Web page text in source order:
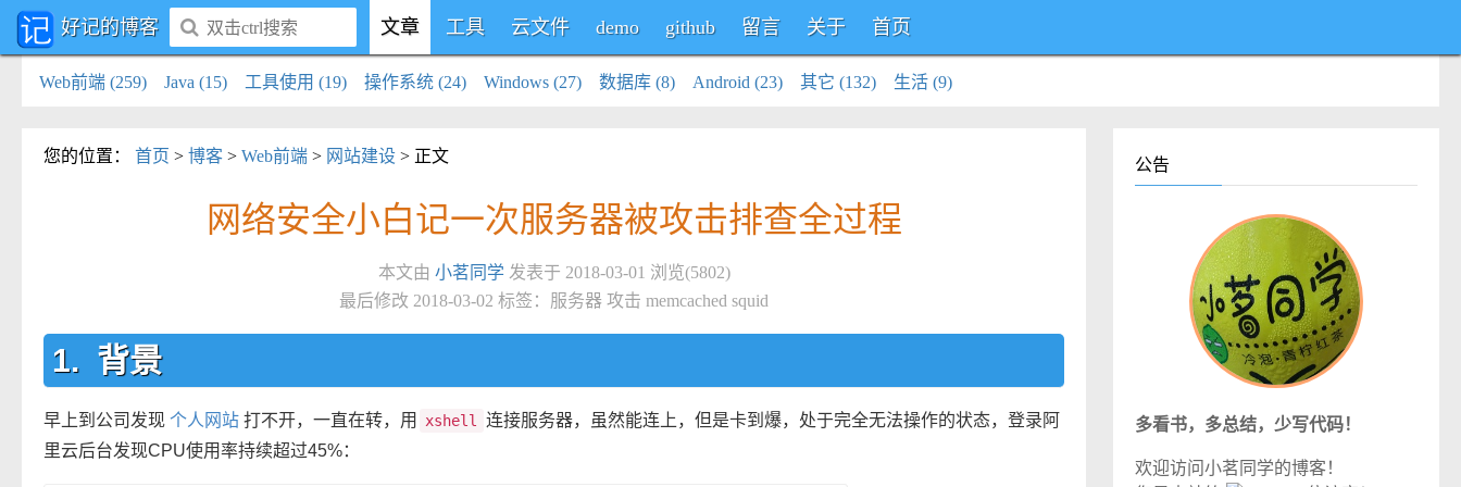
好记的博客 文章 工具 云文件 demo github 留言 关于 首页
Web前端 (259) Java (15) 工具使用 (19) 操作系统 (24) Windows (27) 数据库 (8) Android (23) 其它 (132) 生活 (9)
您的位置 ： 首页 > 博客 > Web前端 > 网站建设 > 正文
网络安全小白记一次服务器被攻击排查全过程
本文由 小茗同学发表于 2018-03-01 浏览(5802)
最后修改 2018-03-02 标签： 服务器 攻击 memcached squid
背景
早上到公司发现 个人网站 打不开，一直在转，用 xshell
连接服务器，虽然能连上，但是卡到爆，处于完全无法操作的状态，登录阿
里云后台发现CPU使用率持续超过45%：
公告
多看书，多总结，少写代码！
欢迎访问小茗同学的博客！